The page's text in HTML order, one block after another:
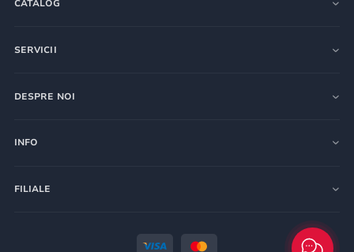
CATALOG
SERVICII
DESPRE NOI
INFO
FILIALE